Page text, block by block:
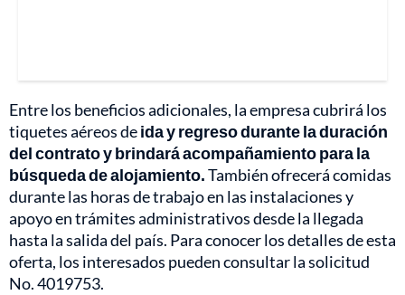
Entre los beneficios adicionales, la empresa cubrirá los
tiquetes aéreos deida y regreso durante la duración
del contrato y brindará acompañamiento para la
búsqueda de alojamiento.También ofrecerá comidas
durante las horas de trabajo en las instalaciones y
apoyo en trámites administrativos desde la llegada
hasta la salida del país. Para conocer los detalles de esta
oferta, los interesados pueden consultar la solicitud
No. 4019753.